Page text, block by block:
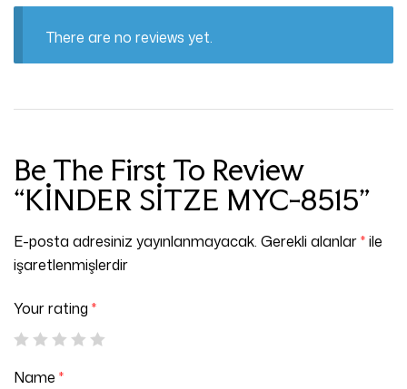
There are no reviews yet.
Be The First To Review
“KİNDER SİTZE MYC-8515”
E-posta adresiniz yayınlanmayacak. Gerekli alanlar*ile
işaretlenmişlerdir
Your rating *
Name *